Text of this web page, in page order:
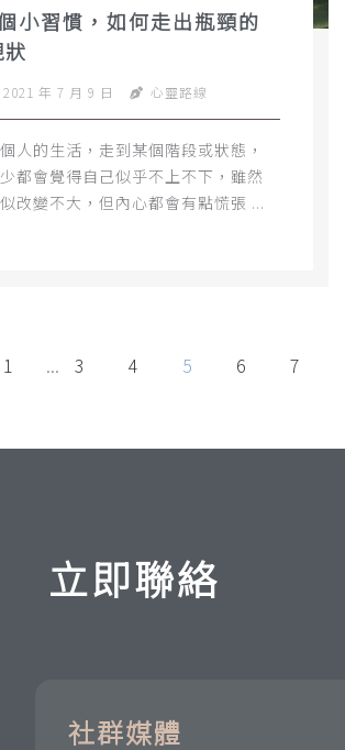
小習慣，如何走出瓶頸的
年 7 月 9 日 心靈路線
人的生活，走到某個階段或狀態，
都會覺得自己似乎不上不下，雖然
改變不大，但內心都會有點慌張 ...
1 ... 3 4 5 6 7
立即聯絡
社群媒體